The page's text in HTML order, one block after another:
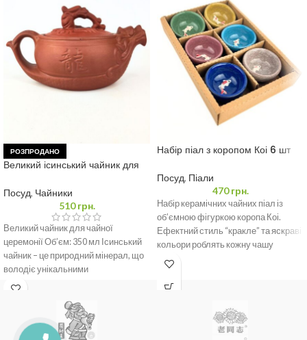
РОЗПРОДАНО
Великий ісинський чайник для
Посуд, Чайники
510грн.
Великий чайник для чайної
церемонії Об’єм: 350 мл Ісинський
чайник – це природний мінерал, що
володіє унікальними
властивостями та широким
Набір піал з коропом Коі 6 шт
Посуд, Піали
470грн.
Набір керамічних чайних піал із
об’ємною фігуркою коропа Коі.
Ефектний стиль “кракле” та яскраві
кольори роблять кожну чашу
унікальною. Ідеально